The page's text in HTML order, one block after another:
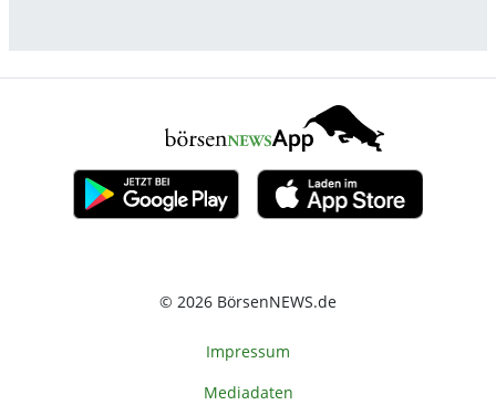
© 2026 BörsenNEWS.de
Impressum
Mediadaten